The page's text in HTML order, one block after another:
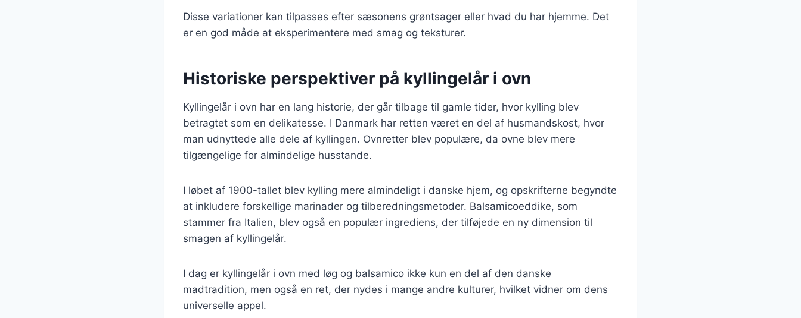
Disse variationer kan tilpasses efter sæsonens grøntsager eller hvad du har hjemme. Det
er en god måde at eksperimentere med smag og teksturer.
Historiske perspektiver på kyllingelår i ovn
Kyllingelår i ovn har en lang historie, der går tilbage til gamle tider, hvor kylling blev
betragtet som en delikatesse. I Danmark har retten været en del af husmandskost, hvor
man udnyttede alle dele af kyllingen. Ovnretter blev populære, da ovne blev mere
tilgængelige for almindelige husstande.
I løbet af 1900-tallet blev kylling mere almindeligt i danske hjem, og opskrifterne begyndte
at inkludere forskellige marinader og tilberedningsmetoder. Balsamicoeddike, som
stammer fra Italien, blev også en populær ingrediens, der tilføjede en ny dimension til
smagen af kyllingelår.
I dag er kyllingelår i ovn med løg og balsamico ikke kun en del af den danske
madtradition, men også en ret, der nydes i mange andre kulturer, hvilket vidner om dens
universelle appel.